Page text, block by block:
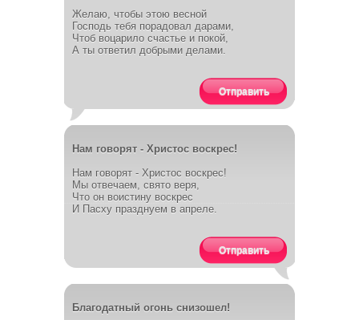
Желаю, чтобы этою весной
Господь тебя порадовал дарами,
Чтоб воцарило счастье и покой,
А ты ответил добрыми делами.
Отправить
Нам говорят - Христос воскрес!
Нам говорят - Христос воскрес!
Мы отвечаем, свято веря,
Что он воистину воскрес
И Пасху празднуем в апреле.
Отправить
Благодатный огонь снизошел!